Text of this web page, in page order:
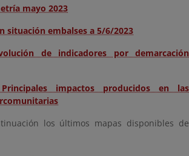
mayo 2023
situación embalses a 5/6/2023
de indicadores por demarcación
impactos producidos en las
los últimos mapas disponibles de